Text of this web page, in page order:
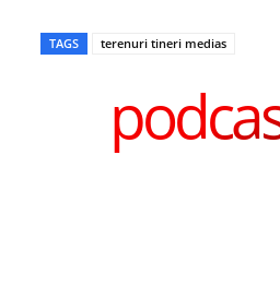
TAGS terenuri tineri medias